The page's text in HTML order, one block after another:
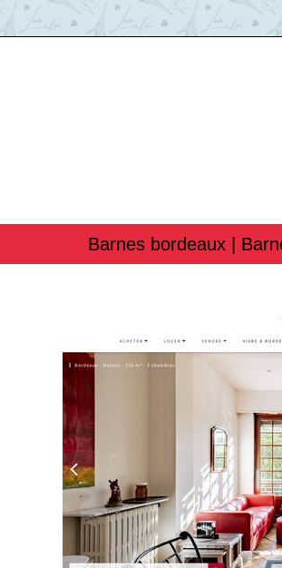
Barnes bordeaux |